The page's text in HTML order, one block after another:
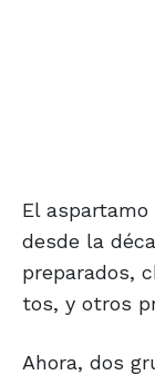
El
desde la
preparados,
tos, y otros
Ahora, dos